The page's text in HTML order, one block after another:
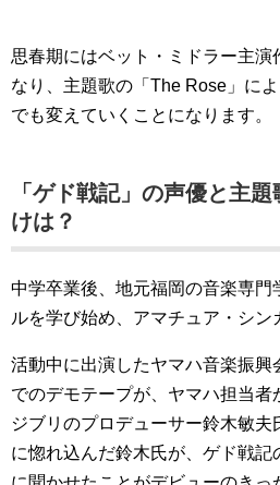
思春期にはベット・ミドラー主演
なり、主題歌の「The Rose」に
でも変えていくことになります。
「ゲド戦記」の声優と主
けは？
中学卒業後、地元福岡の音楽専門
ルを学び始め、アマチュア・シン
活動中に出演したヤマハ音楽振興
でのデモテープが、ヤマハ担当者
ジブリのプロデューサー鈴木敏
に惚れ込んだ鈴木氏が、ゲド戦記